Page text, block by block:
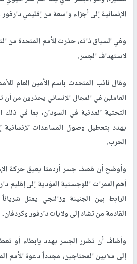
الإنسانية إلى أجزاء واسعة من إقليمي
وفي السياق ذاته، حذرت الأمم المتحدة من
لاستهداف الجسر.
وقال نائب المتحدث باسم الأمين العام
العاملين في المجال الإنساني يحذرون من أن
التحتية المدنية في السودان، بما في ذلك
يهدد بتعطيل وصول المساعدات الإنسانية
الحرب.
وأوضح أن قصف جسر أردمتا يعيق حركة
أهم الممرات اللوجستية المؤدية إلى إقليم
الرابط بين الجنينة وزالنجي يمثل
القادمة من تشاد إلى ولايات دارفور وكردفان.
وأضاف أن تضرر الجسر يهدد بإبطاء أو
إلى ملايين المحتاجين، مجدداً دعوة الأمم